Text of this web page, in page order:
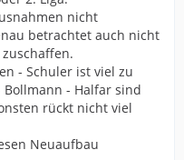
nicht
betrachtet auch nicht
- Schuler ist viel zu
Bollmann - Halfar sind
rückt nicht viel
Neuaufbau